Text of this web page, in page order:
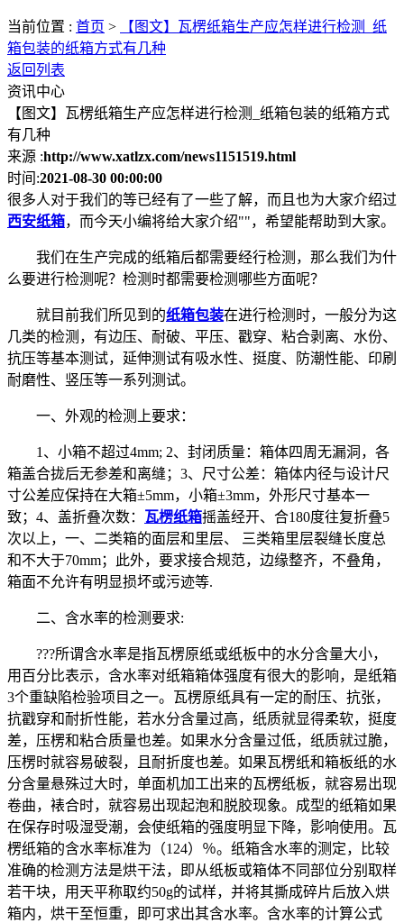
当前位置 : 首页 >
【图文】瓦楞纸箱生产应怎样进行检测_纸
箱包装的纸箱方式有几种
返回列表
资讯中心
【图文】瓦楞纸箱生产应怎样进行检测_纸箱包装的纸箱方式
有几种
来源 :http://www.xatlzx.com/news1151519.html
时间:2021-08-30 00:00:00
很多人对于我们的等已经有了一些了解，而且也为大家介绍过
西安纸箱，而今天小编将给大家介绍""，希望能帮助到大家。
我们在生产完成的纸箱后都需要经行检测，那么我们为什
么要进行检测呢？检测时都需要检测哪些方面呢？
就目前我们所见到的纸箱包装在进行检测时，一般分为这
几类的检测，有边压、耐破、平压、戳穿、粘合剥离、水份、
抗压等基本测试，延伸测试有吸水性、挺度、防潮性能、印刷
耐磨性、竖压等一系列测试。
一、外观的检测上要求：
1、小箱不超过4mm; 2、封闭质量：箱体四周无漏洞，各
箱盖合拢后无参差和离缝；3、尺寸公差：箱体内径与设计尺
寸公差应保持在大箱±5mm，小箱±3mm，外形尺寸基本一
致；4、盖折叠次数： 瓦楞纸箱摇盖经开、合180度往复折叠5
次以上，一、二类箱的面层和里层、 三类箱里层裂缝长度总
和不大于70mm；此外，要求接合规范，边缘整齐，不叠角，
箱面不允许有明显损坏或污迹等.
二、含水率的检测要求:
???所谓含水率是指瓦楞原纸或纸板中的水分含量大小，
用百分比表示，含水率对纸箱箱体强度有很大的影响，是纸箱
3个重缺陷检验项目之一。瓦楞原纸具有一定的耐压、抗张，
抗戳穿和耐折性能，若水分含量过高，纸质就显得柔软，挺度
差，压楞和粘合质量也差。如果水分含量过低，纸质就过脆，
压楞时就容易破裂，且耐折度也差。如果瓦楞纸和箱板纸的水
分含量悬殊过大时，单面机加工出来的瓦楞纸板，就容易出现
卷曲，裱合时，就容易出现起泡和脱胶现象。成型的纸箱如果
在保存时吸湿受潮，会使纸箱的强度明显下降，影响使用。瓦
楞纸箱的含水率标准为（124）％。纸箱含水率的测定，比较
准确的检测方法是烘干法，即从纸板或箱体不同部位分别取样
若干块，用天平称取约50g的试样，并将其撕成碎片后放入烘
箱内，烘干至恒重，即可求出其含水率。含水率的计算公式